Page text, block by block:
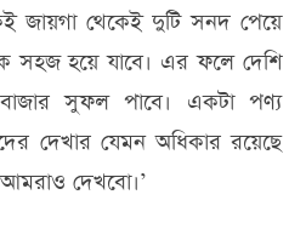
জায়গা থেকেই দুটি সনদ পেয়ে
সহজ হয়ে যাবে। এর ফলে দেশি
সুফল পাবে। একটা পণ্য
দেখার যেমন অধিকার রয়েছে
দেখবো‍।’